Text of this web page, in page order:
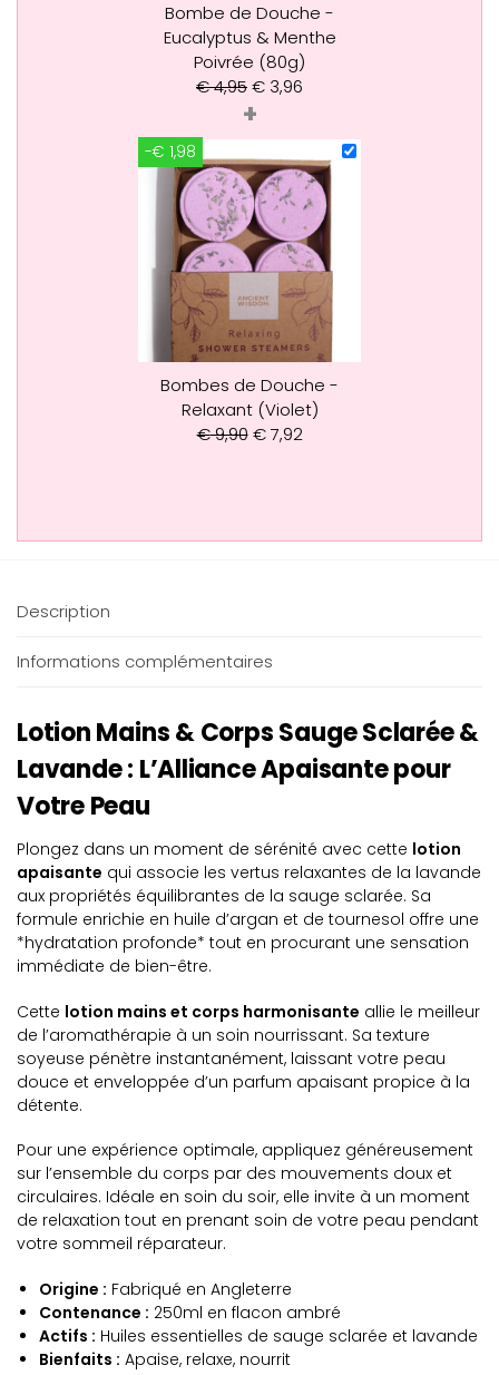
Bombe de Douche -
Eucalyptus & Menthe
Poivrée (80g)
€4,95€ 3,96
+
-€ 1,98
Bombes de Douche -
Relaxant (Violet)
€9,90 €7,92
Description
Informations complémentaires
Lotion Mains & Corps Sauge Sclarée &
Lavande : L’Alliance Apaisante pour
Votre Peau
Plongez dans un moment de sérénité avec cette lotion
apaisante qui associe les vertus relaxantes de la lavande
aux propriétés équilibrantes de la sauge sclarée. Sa
formule enrichie en huile d’argan et de tournesol offre une
*hydratation profonde* tout en procurant une sensation
immédiate de bien-être.
Cette lotion mains et corps harmonisante allie le meilleur
de l’aromathérapie à un soin nourrissant. Sa texture
soyeuse pénètre instantanément, laissant votre peau
douce et enveloppée d’un parfum apaisant propice à la
détente.
Pour une expérience optimale, appliquez généreusement
sur l’ensemble du corps par des mouvements doux et
circulaires. Idéale en soin du soir, elle invite à un moment
de relaxation tout en prenant soin de votre peau pendant
votre sommeil réparateur.
Origine : Fabriqué en Angleterre
Contenance : 250ml en flacon ambré
Actifs : Huiles essentielles de sauge sclarée et lavande
Bienfaits : Apaise, relaxe, nourrit